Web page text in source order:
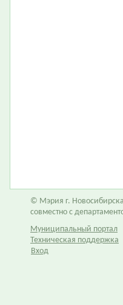
© Мэрия г.
совместно с
Муниципальный портал
Техническая поддержка
Вход